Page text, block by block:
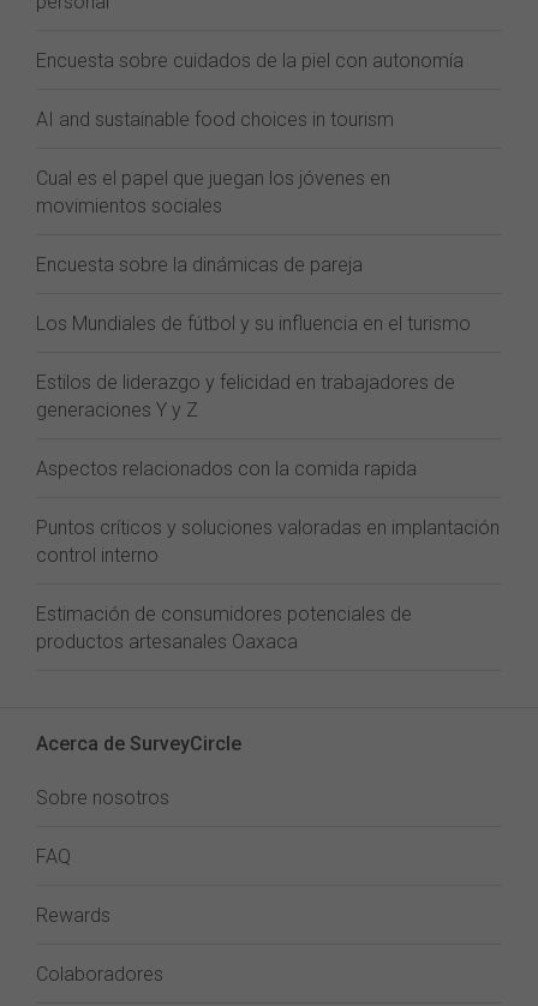
Encuesta sobre cuidados de la piel con autonomía
AI and sustainable food choices in tourism
Cual es el papel que juegan los jóvenes en
movimientos sociales
Encuesta sobre la dinámicas de pareja
Los Mundiales de fútbol y su influencia en el turismo
Estilos de liderazgo y felicidad en trabajadores de
generaciones Y y Z
Aspectos relacionados con la comida rapida
Puntos críticos y soluciones valoradas en implantación
control interno
Estimación de consumidores potenciales de
productos artesanales Oaxaca
Acerca de SurveyCircle
Sobre nosotros
FAQ
Rewards
Colaboradores